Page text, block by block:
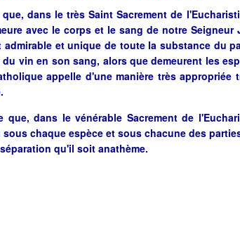
dans le très Saint Sacrement de
avec le corps et le sang de notre Seigneur
admirable et unique de toute la substance du
vin en son sang, alors que demeurent les
appelle d'une manière très appropriée
que, dans le vénérable Sacrement de
chaque espèce et sous chacune des
qu'il soit anathème.